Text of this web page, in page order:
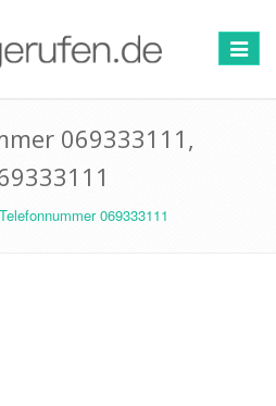
Toggle
069333111,
Telefonnummer 069333111